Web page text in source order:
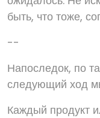
быть, что тоже,
--
Напоследок, по
следующий ход
Каждый продукт